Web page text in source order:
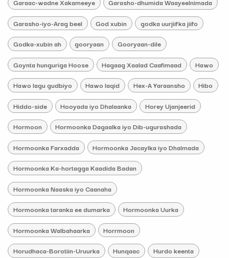
Garaac-wadne Xakameeye Garasho-dhumida Waayeelnimada
Garasho-iyo-Arag beel God xubin godka uurjiifka jiifo
Godka-xubin ah gooryaan Gooryaan-dile
Goynta hunguriga Hoose Hagaag Xaalad Caafimaad Hawo
Hawo lagu gudbiyo Hawo laqid Hex-A Yaraansho Hibo
Hiddo-side Hooyada iyo Dhalaanka Horey Ujanjeerid
Hormoon Hormoonka Dagaalka iyo Dib-ugurashada
Hormoonka Farxadda Hormoonka Jacaylka iyo Dhalmada
Hormoonka Ka-hortagga Kaadida Badan
Hormoonka Naaska iyo Caanaha
Hormoonka taranka ee dumarka Hormoonka Uurka
Hormoonka Walbahaarka Horrmoon
Horudhaca-Borotiin-Uruurka Hunqaac Hurdo keenta